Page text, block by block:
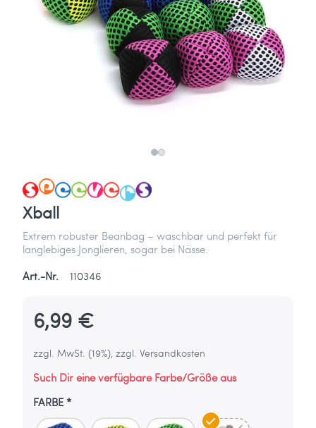
Xball
Extrem robuster Beanbag – waschbar und perfekt für
langlebiges Jonglieren, sogar bei Nässe.
Art.-Nr.
110346
6,99 €
zzgl. MwSt. (19%), zzgl. Versandkosten
Such Dir eine verfügbare Farbe/Größe aus
FARBE